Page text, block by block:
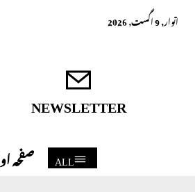
اتوار, 9 اگست, 2026
NEWSLETTER
ALL صفحہ